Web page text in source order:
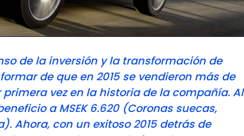
de la inversión y la transformación de
de que en 2015 se vendieron más de
vez en la historia de la compañía. Al
a MSEK 6.620 (Coronas suecas,
Ahora, con un exitoso 2015 detrás de